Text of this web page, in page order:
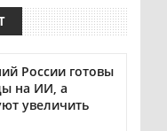
России готовы
на ИИ, а
увеличить